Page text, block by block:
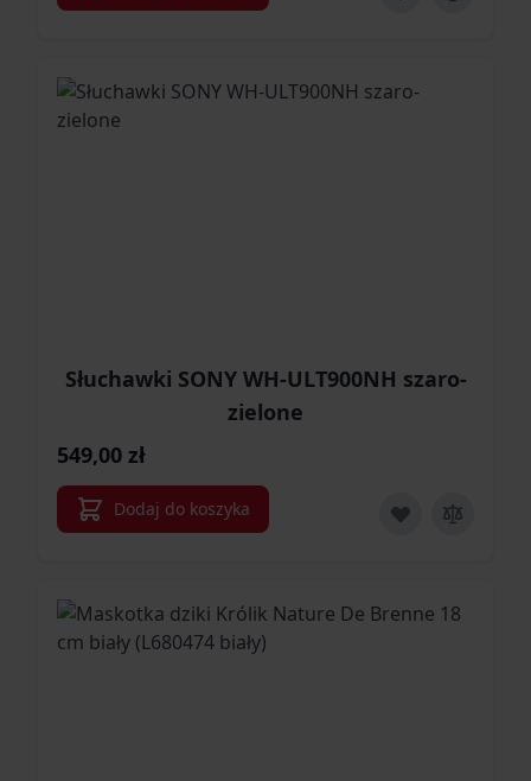
Słuchawki SONY WH-ULT900NH szaro-
zielone
549,00 zł
Dodaj do koszyka